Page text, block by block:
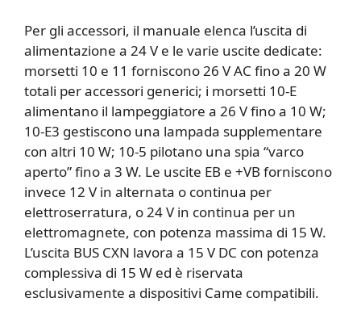
Per gli accessori, il manuale elenca l’uscita di
alimentazione a 24 V e le varie uscite dedicate:
morsetti 10 e 11 forniscono 26 V AC fino a 20 W
totali per accessori generici; i morsetti 10-E
alimentano il lampeggiatore a 26 V fino a 10 W;
10-E3 gestiscono una lampada supplementare
con altri 10 W; 10-5 pilotano una spia “varco
aperto” fino a 3 W. Le uscite EB e +VB forniscono
invece 12 V in alternata o continua per
elettroserratura, o 24 V in continua per un
elettromagnete, con potenza massima di 15 W.
L’uscita BUS CXN lavora a 15 V DC con potenza
complessiva di 15 W ed è riservata
esclusivamente a dispositivi Came compatibili.